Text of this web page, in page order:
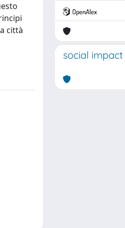
città
social impact